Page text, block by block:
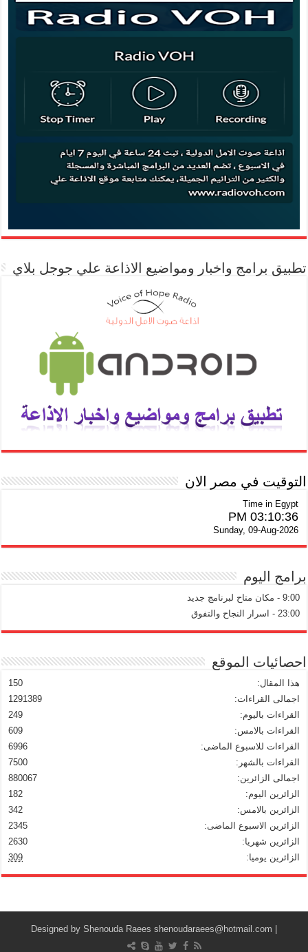
تطبيق برامج واخبار ومواضيع الاذاعة علي جوجل بلاي
التوقيت في مصر الان
Time in Egypt
03:10:36 PM
Sunday, 09-Aug-2026
برامج اليوم
9:00 - مكان متاح لبرنامج جديد
23:00 - اسرار النجاح والتفوق
احصائيات الموقع
150
هذا المقال:
1291389
اجمالى القراءات:
249
القراءات باليوم:
609
القراءات بالامس:
6996
القراءات للاسبوع الماضى:
7500
القراءات بالشهر:
880067
اجمالى الزائرين:
182
الزائرين اليوم:
342
الزائرين بالامس:
2345
الزائرين الاسبوع الماضى:
2630
الزائرين شهريا:
309
الزائرين يوميا:
| Designed by
Shenouda Raees shenoudaraees@hotmail.com